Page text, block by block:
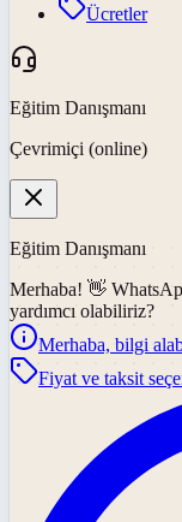
Ücretler
Eğitim Danışmanı
Çevrimiçi (online)
Eğitim Danışmanı
Merhaba! 👋
yardımcı olabiliriz?
Merhaba, bilgi
Fiyat ve taksit